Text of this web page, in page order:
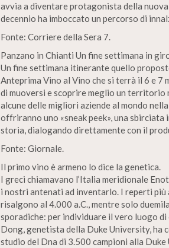
avvia a diventare protagonista della
decennio ha imboccato un percorso di
Fonte: Corriere della Sera 7.
Panzano in Chianti Un fine settimana in
Un fine settimana itinerante quello
Anteprima Vino al Vino che si terrà il 6 e 7
di muoversi e scoprire meglio un territorio
alcune delle migliori aziende al mondo
offriranno uno «sneak peek», una
storia, dialogando direttamente con il
Fonte: Giornale.
Il primo vino è armeno lo dice la genetica.
I greci chiamavano l’Italia meridionale
i nostri antenati ad inventarlo. I reperti
risalgono al 4.000 a.C., mentre solo
sporadiche: per individuare il vero luogo
Dong, genetista della Duke University, ha
studio del Dna di 3.500 campioni alla